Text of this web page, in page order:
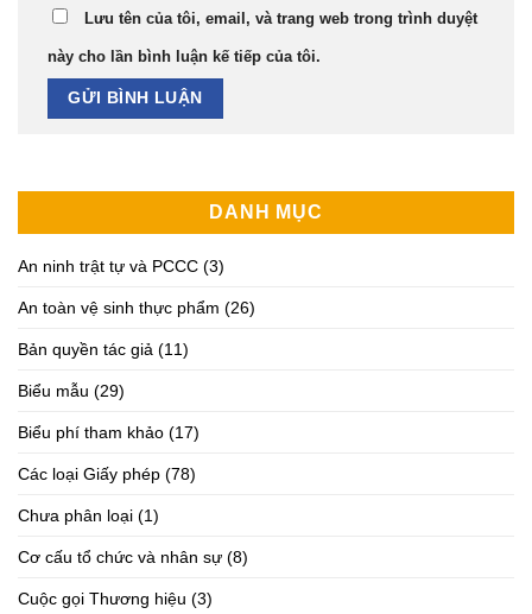
Lưu tên của tôi, email, và trang web trong trình duyệt
này cho lần bình luận kế tiếp của tôi.
DANH MỤC
An ninh trật tự và PCCC (3)
An toàn vệ sinh thực phẩm (26)
Bản quyền tác giả (11)
Biểu mẫu (29)
Biểu phí tham khảo (17)
Các loại Giấy phép (78)
Chưa phân loại (1)
Cơ cấu tổ chức và nhân sự (8)
Cuộc gọi Thương hiệu (3)